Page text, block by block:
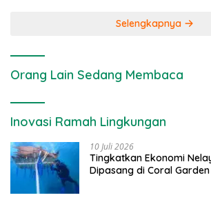
Selengkapnya
Orang Lain Sedang Membaca
Inovasi Ramah Lingkungan
10 Juli 2026
Tingkatkan Ekonomi
Dipasang di Coral